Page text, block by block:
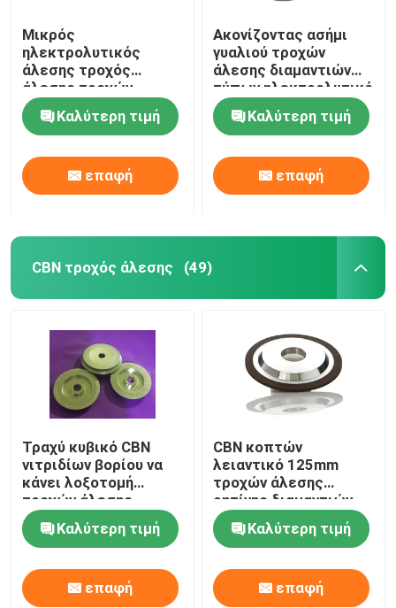
Μικρός
ηλεκτρολυτικός
άλεσης τροχός
άλεσης τροχών
ασημένιος
ηλεκτρικός 50mm
Καλύτερη τιμή
επαφή
Ακονίζοντας ασήμι
γυαλιού τροχών
άλεσης διαμαντιών
τύπων ηλεκτρολυτικό
κύπελλο
Καλύτερη τιμή
επαφή
CBN τροχός άλεσης (49)
Τραχύ κυβικό CBN
νιτριδίων βορίου να
κάνει λοξοτομή
τροχών άλεσης
ηλεκτρολυτικό
Καλύτερη τιμή
επαφή
CBN κοπτών
λειαντικό 125mm
τροχών άλεσης
ρητίνης διαμαντιών
που προσαρμόζεται
Καλύτερη τιμή
επαφή